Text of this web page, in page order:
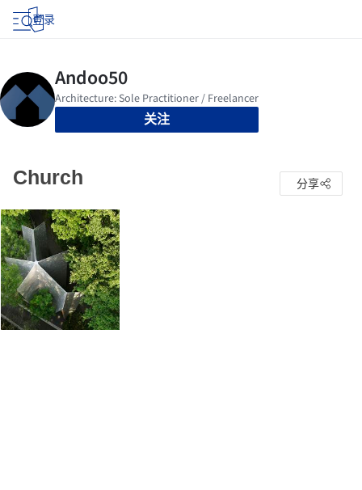
登录
关注
Church 分享